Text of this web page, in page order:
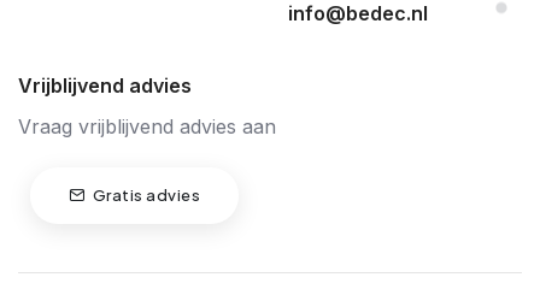
info@bedec.nl
Vrijblijvend advies
Vraag vrijblijvend advies aan
Gratis advies